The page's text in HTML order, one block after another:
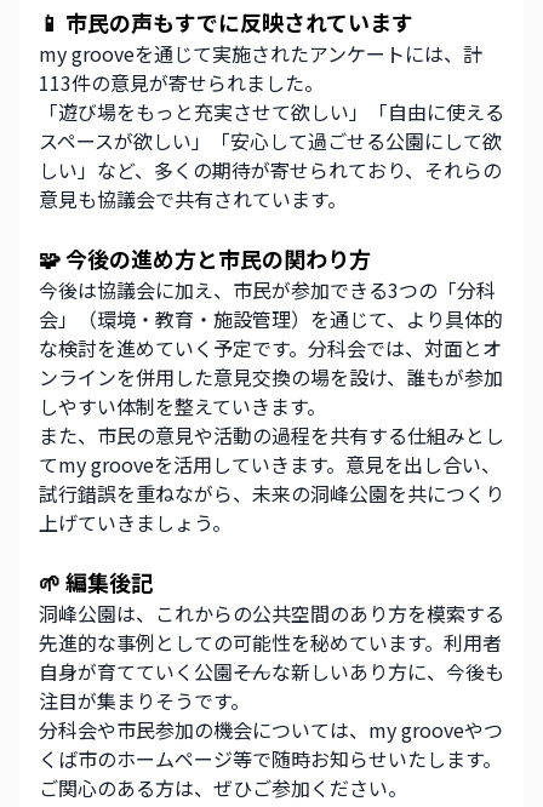
📱 市民の声もすでに反映されています
my grooveを通じて実施されたアンケートには、計
113件の意見が寄せられました。
「遊び場をもっと充実させて欲しい」「自由に使える
スペースが欲しい」「安心して過ごせる公園にして欲
しい」など、多くの期待が寄せられており、それらの
意見も協議会で共有されています。
🧩 今後の進め方と市民の関わり方
今後は協議会に加え、市民が参加できる3つの「分科
会」（環境・教育・施設管理）を通じて、より具体的
な検討を進めていく予定です。分科会では、対面とオ
ンラインを併用した意見交換の場を設け、誰もが参加
しやすい体制を整えていきます。
また、市民の意見や活動の過程を共有する仕組みとし
てmy grooveを活用していきます。意見を出し合い、
試行錯誤を重ねながら、未来の洞峰公園を共につくり
上げていきましょう。
🌱 編集後記
洞峰公園は、これからの公共空間のあり方を模索する
先進的な事例としての可能性を秘めています。利用者
自身が育てていく公園――そんな新しいあり方に、今後も
注目が集まりそうです。
分科会や市民参加の機会については、my grooveやつ
くば市のホームページ等で随時お知らせいたします。
ご関心のある方は、ぜひご参加ください。